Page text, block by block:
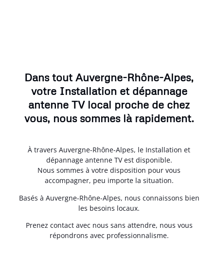
Dans tout Auvergne-Rhône-Alpes,
votre Installation et dépannage
antenne TV local proche de chez
vous, nous sommes là rapidement.
À travers Auvergne-Rhône-Alpes, le Installation et
dépannage antenne TV est disponible.
Nous sommes à votre disposition pour vous
accompagner, peu importe la situation.
Basés à Auvergne-Rhône-Alpes, nous connaissons bien
les besoins locaux.
Prenez contact avec nous sans attendre, nous vous
répondrons avec professionnalisme.